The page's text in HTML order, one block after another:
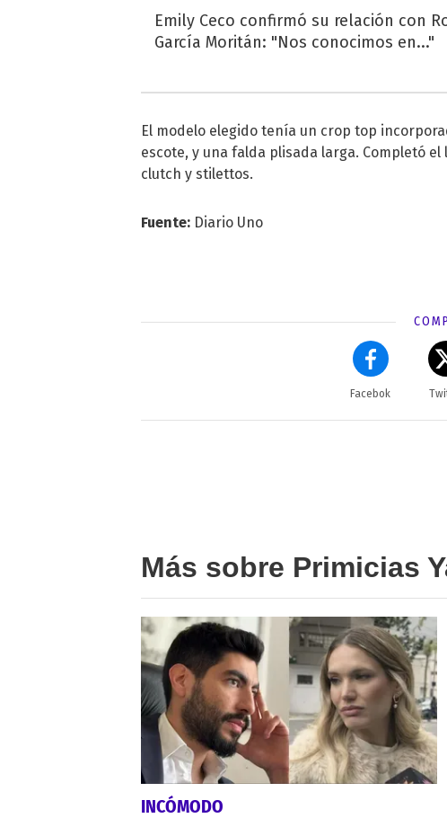
Emily Ceco confirmó su relación con
García Moritán: "Nos conocimos en..."
El modelo elegido tenía un crop top
escote, y una falda plisada larga. Completó
clutch y stilettos.
Fuente: Diario Uno
Facebok
Más sobre Primicias
INCÓMODO